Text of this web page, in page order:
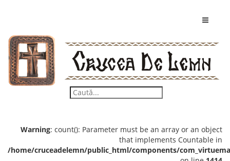
Warning: count(): Parameter must be an array or an object
that implements Countable in
/home/cruceadelemn/public_html/components/